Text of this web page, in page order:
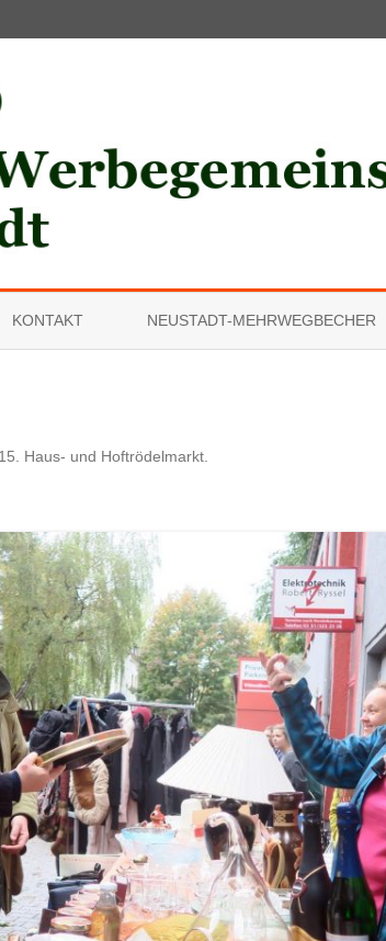
to
KONTAKT NEUSTADT-MEHRWEGBECHER
Haus- und Hoftrödelmarkt.